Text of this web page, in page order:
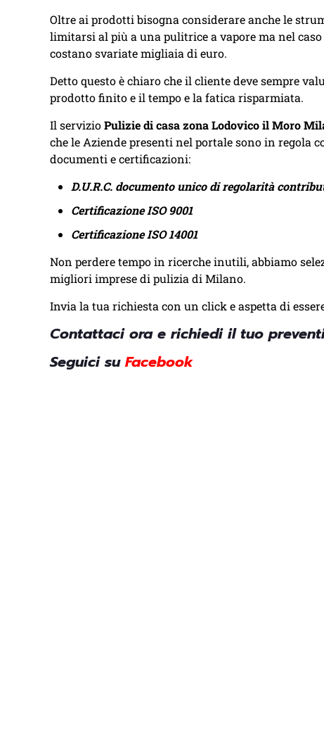
Oltre ai prodotti bisogna considerare anche le
limitarsi al più a una pulitrice a vapore ma nel
costano svariate migliaia di euro.
Detto questo è chiaro che il cliente deve sempre
prodotto finito e il tempo e la fatica risparmiata.
Il servizioPulizie di casa zona Lodovico il Moro
che le Aziende presenti nel portale sono in regola
documenti e certificazioni:
D.U.R.C. documento unico di regolarità
Certificazione ISO 9001
Certificazione ISO 14001
Non perdere tempo in ricerche inutili, abbiamo
migliori imprese di pulizia di Milano.
Invia la tua richiesta con un click e aspetta di
Contattaci ora e richiedi il tuo
Seguici suFacebook